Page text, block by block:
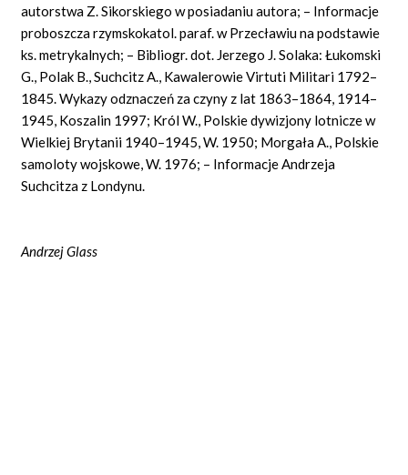
autorstwa Z. Sikorskiego w posiadaniu autora; – Informacje
proboszcza rzymskokatol. paraf. w Przecławiu na podstawie
ks. metrykalnych; – Bibliogr. dot. Jerzego J. Solaka: Łukomski
G., Polak B., Suchcitz A., Kawalerowie Virtuti Militari 1792–
1845. Wykazy odznaczeń za czyny z lat 1863–1864, 1914–
1945, Koszalin 1997; Król W., Polskie dywizjony lotnicze w
Wielkiej Brytanii 1940–1945, W. 1950; Morgała A., Polskie
samoloty wojskowe, W. 1976; – Informacje Andrzeja
Suchcitza z Londynu.
Andrzej Glass